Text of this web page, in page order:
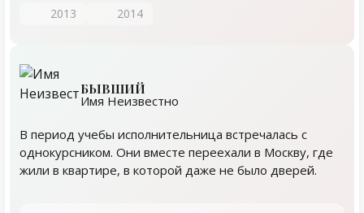
2013 2014
БЫВШИЙ
Имя Неизвестно
В период учебы исполнительница встречалась с
однокурсником. Они вместе переехали в Москву, где
жили в квартире, в которой даже не было дверей.